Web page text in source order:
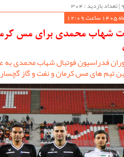
شهاب محمدی برای مس
فدراسیون فوتبال شهاب محمدی به
تیم های مس کرمان و نفت و گاز